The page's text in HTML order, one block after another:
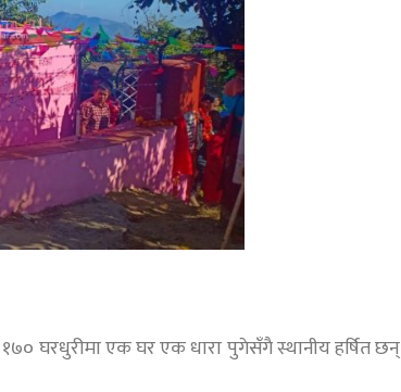
घरधुरीमा एक घर एक धारा पुगेसँगै स्थानीय हर्षित छन्